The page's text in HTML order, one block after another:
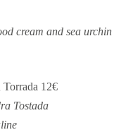
cream and sea urchin
Torrada 12€
Tostada